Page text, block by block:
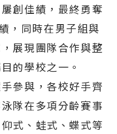
創佳績，最終勇奪
，同時在男子組與
展現團隊合作與整
的學校之一。
參與，各校好手齊
隊在多項分齡賽事
式、蛙式、蝶式等